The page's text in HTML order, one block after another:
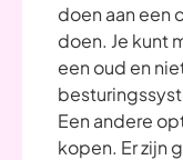
doen aan een
doen. Je kunt
een oud en
Een andere
kopen. Er zijn